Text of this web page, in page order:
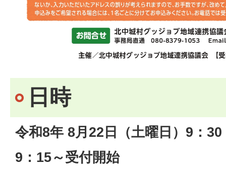
日時
令和8年 8月22日（土曜日）9：
9：15～受付開始